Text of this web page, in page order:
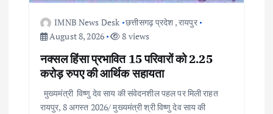
IMNB News Desk छत्तीसगढ़ प्रदेश ,रायपुर
August 8, 2026
8 views
नक्सल हिंसा प्रभावित 15 परिवारों को 2.25
करोड़ रुपए की आर्थिक सहायता
मुख्यमंत्री विष्णु देव साय की संवेदनशील पहल पर मिली राहत
रायपुर, 8 अगस्त 2026/ मुख्यमंत्री श्री विष्णु देव साय की